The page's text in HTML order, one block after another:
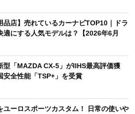
品店】売れているカーナビTOP10｜ドラ
適にする人気モデルは？【2026年6月
型「MAZDA CX-5」がIIHS最高評価獲
全性能「TSP+」を受賞
ユーロスポーツカスタム！ 日常の使いや